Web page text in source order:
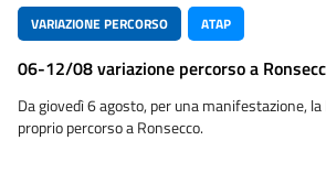
VARIAZIONE PERCORSO ATAP
06-12/08 variazione percorso a
Da giovedì 6 agosto, per una manifestazione,
proprio percorso a Ronsecco.